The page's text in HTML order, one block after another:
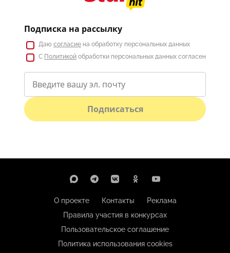
Подписка на рассылку
Даю согласие на обработку персональных данных
С Политикой обработки персональных данных согласен
Подписаться
О проекте Контакты
Реклама
Правила участия в конкурсах
Пользовательское соглашение
Политика использования cookies